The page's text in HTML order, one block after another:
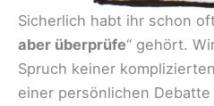
Sicherlich habt ihr schon
aber überprüfe“ gehört.
Spruch keiner
einer persönlichen